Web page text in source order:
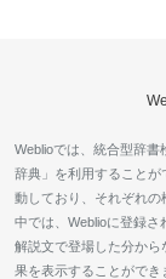
Weblioでは、統合型辞
辞典」を利用すること
動しており、それぞれ
中では、Weblioに登録さ
解説文で登場した分か
果を表示することができ